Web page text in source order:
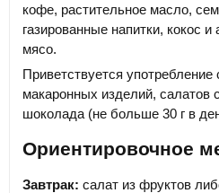
кофе, растительное масло,
газированные напитки, кокос
мясо.
Приветствуется
макаронных изделий, салатов
шоколада (не больше 30 г в
Ориентировочное
Завтрак: салат из фруктов